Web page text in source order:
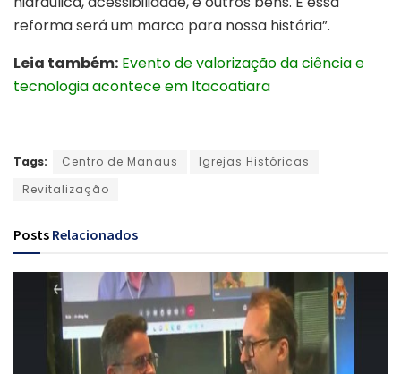
reforma será um marco para nossa história”.
Leia também: Evento de valorização da ciência e
tecnologia acontece em Itacoatiara
Tags: Centro de Manaus
Igrejas Históricas
Revitalização
Posts Relacionados